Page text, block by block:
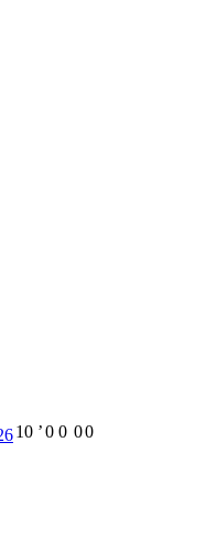
10 ʼ0 0 00